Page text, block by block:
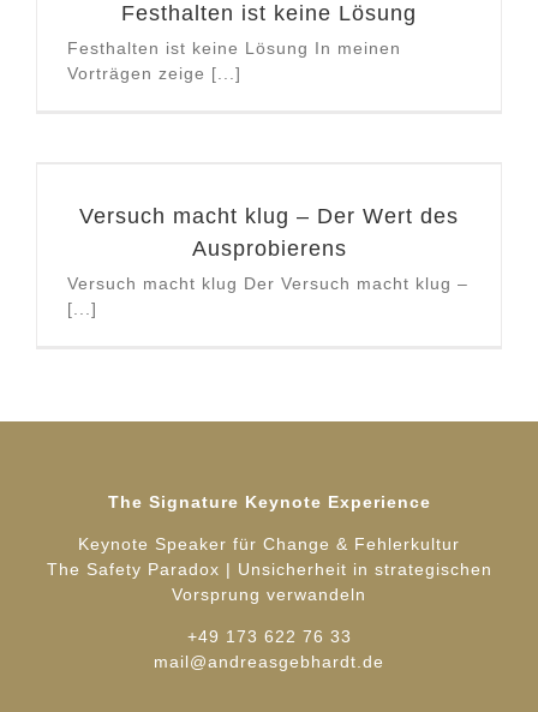
Festhalten ist keine Lösung
Festhalten ist keine Lösung In meinen
Vorträgen zeige [...]
Versuch macht klug – Der Wert des
Ausprobierens
Versuch macht klug Der Versuch macht klug –
[...]
The Signature Keynote Experience
Keynote Speaker für Change & Fehlerkultur
The Safety Paradox | Unsicherheit in strategischen
Vorsprung verwandeln
+49 173 622 76 33
mail@andreasgebhardt.de